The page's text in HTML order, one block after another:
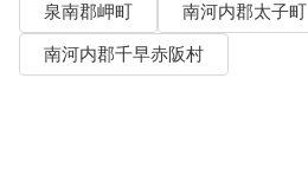
泉南郡岬町
南河内郡太子町
南河内郡千早赤阪村